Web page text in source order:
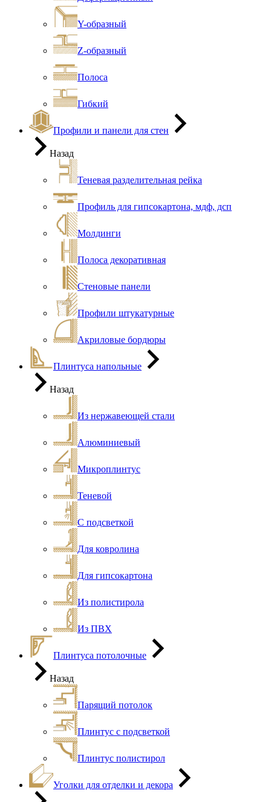
Y-образный
Z-образный
Полоса
Гибкий
Профили и панели для стен
Назад
Теневая разделительная рейка
Профиль для гипсокартона, мдф, дсп
Молдинги
Полоса декоративная
Стеновые панели
Профили штукатурные
Акриловые бордюры
Плинтуса напольные
Назад
Из нержавеющей стали
Алюминиевый
Микроплинтус
Теневой
С подсветкой
Для ковролина
Для гипсокартона
Из полистирола
Из ПВХ
Плинтуса потолочные
Назад
Парящий потолок
Плинтус с подсветкой
Плинтус полистирол
Уголки для отделки и декора